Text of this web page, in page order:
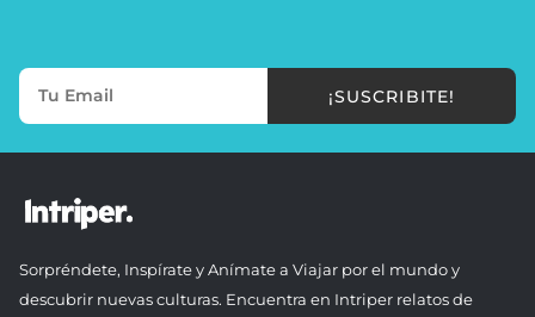
¡SUSCRIBITE!
Sorpréndete, Inspírate y Anímate a Viajar por el mundo y
descubrir nuevas culturas. Encuentra en Intriper relatos de